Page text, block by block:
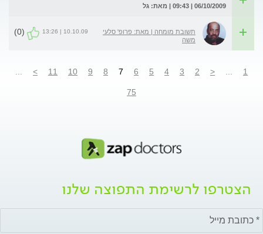
06/10/2009 | 09:43 | מאת: גל
תשובת מומחה | מאת: פרופ' סלעי
משה
10.10.09 | 13:26
(0)
1
<
2
3
4
5
6
7
8
9
10
11
>
75
הצטרפו לרשימת התפוצה שלנו